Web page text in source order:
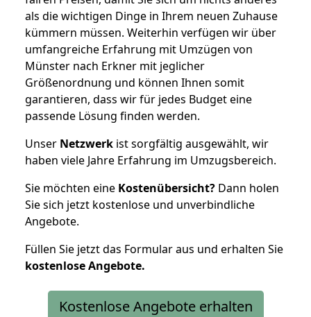
als die wichtigen Dinge in Ihrem neuen Zuhause
kümmern müssen. Weiterhin verfügen wir über
umfangreiche Erfahrung mit Umzügen von
Münster nach Erkner mit jeglicher
Größenordnung und können Ihnen somit
garantieren, dass wir für jedes Budget eine
passende Lösung finden werden.
Unser Netzwerk ist sorgfältig ausgewählt, wir
haben viele Jahre Erfahrung im Umzugsbereich.
Sie möchten eine Kostenübersicht? Dann holen
Sie sich jetzt kostenlose und unverbindliche
Angebote.
Füllen Sie jetzt das Formular aus und erhalten Sie
kostenloseAngebote.
Kostenlose Angebote erhalten